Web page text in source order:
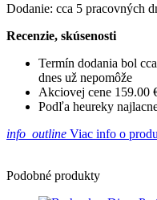
Dodanie: cca 5 pracovných
Recenzie, skúsenosti
Termín dodania bol
dnes už nepomôže
Akciovej cene 159.00
Podľa heureky
info_outline Viac info o
Podobné produkty